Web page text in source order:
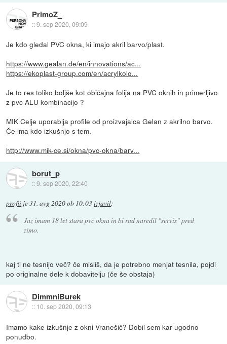
PrimoZ_
::9. sep 2020, 09:09
Je kdo gledal PVC okna, ki imajo akril barvo/plast.
https://www.gealan.de/en/innovations/ac...
https://ekoplast-group.com/en/acrylkolo...
Je to res toliko boljše kot običajna folija na PVC oknih in primerljivo
z pvc ALU kombinacijo ?
MIK Celje uporablja profile od proizvajalca Gelan z akrilno barvo.
Če ima kdo izkušnjo s tem.
http://www.mik-ce.si/okna/pvc-okna/barv...
borut_p
::9. sep 2020, 22:40
profii je31. avg 2020 ob 10:03izjavil:
Jaz imam 18 let stara pvc okna in bi rad naredil "servis" pred
zimo.
kaj ti ne tesnijo več? če misliš, da je potrebno menjat tesnila, pojdi
po originalne dele k dobavitelju (če še obstaja)
DimmniBurek
:: 10. sep 2020, 09:13
Imamo kake izkušnje z okni Vranešič? Dobil sem kar ugodno
ponudbo.